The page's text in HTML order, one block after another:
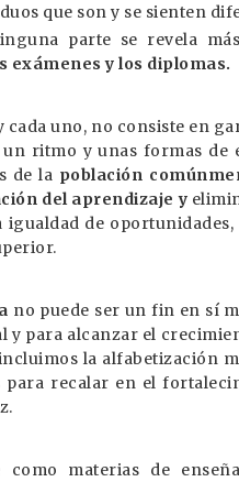
que son y se sienten
parte se revela
exámenes y los diplomas.
uno, no consiste en
ritmo y unas formas de
de la población
del aprendizaje y
de
no puede ser un fin en sí
para alcanzar el
la alfabetización
para recalar en el
materias de